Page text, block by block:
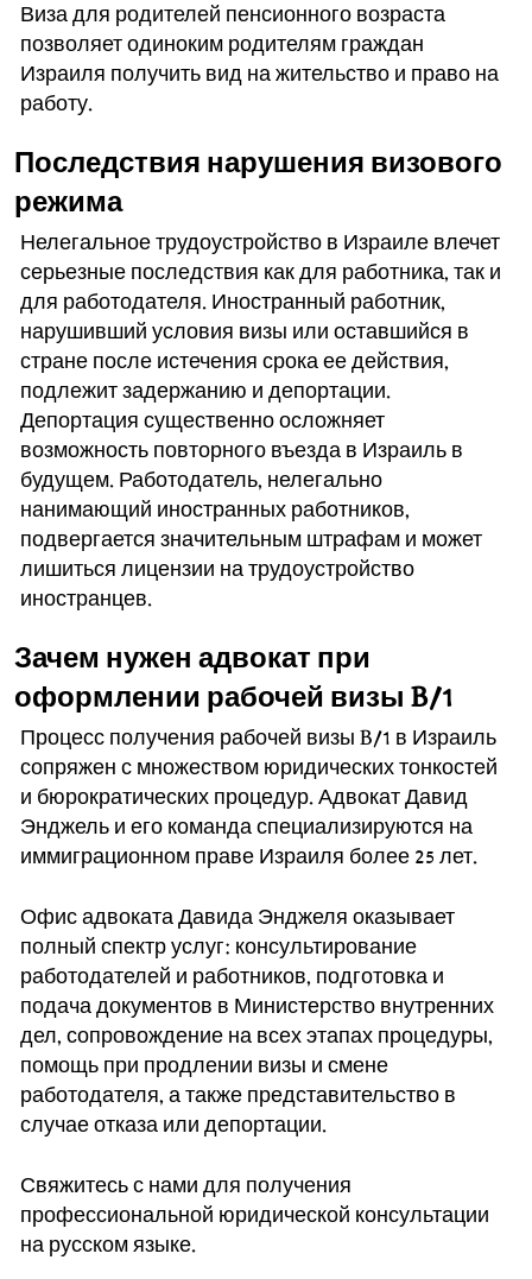
Виза для родителей пенсионного возраста
позволяет одиноким родителям граждан
Израиля получить вид на жительство и право на
работу.
Последствия нарушения визового
режима
Нелегальное трудоустройство в Израиле влечет
серьезные последствия как для работника, так и
для работодателя. Иностранный работник,
нарушивший условия визы или оставшийся в
стране после истечения срока ее действия,
подлежит задержанию и депортации.
Депортация существенно осложняет
возможность повторного въезда в Израиль в
будущем. Работодатель, нелегально
нанимающий иностранных работников,
подвергается значительным штрафам и может
лишиться лицензии на трудоустройство
иностранцев.
Зачем нужен адвокат при
оформлении рабочей визы B/1
Процесс получения рабочей визы B/1 в Израиль
сопряжен с множеством юридических тонкостей
и бюрократических процедур. Адвокат Давид
Энджель и его команда специализируются на
иммиграционном праве Израиля более 25 лет.
Офис адвоката Давида Энджеля оказывает
полный спектр услуг: консультирование
работодателей и работников, подготовка и
подача документов в Министерство внутренних
дел, сопровождение на всех этапах процедуры,
помощь при продлении визы и смене
работодателя, а также представительство в
случае отказа или депортации.
Свяжитесь с нами для получения
профессиональной юридической консультации
на русском языке.